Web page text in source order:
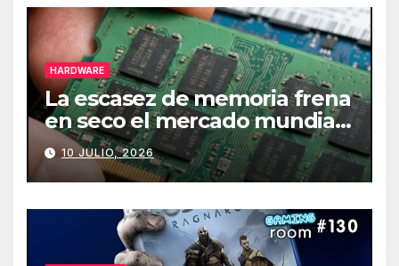
HARDWARE
La escasez de memoria frena
en seco el mercado mundial
de PCs
10 JULIO, 2026